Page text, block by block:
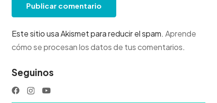
Publicar comentario
Este sitio usa Akismet para reducir el spam. Aprende
cómo se procesan los datos de tus comentarios.
Seguinos